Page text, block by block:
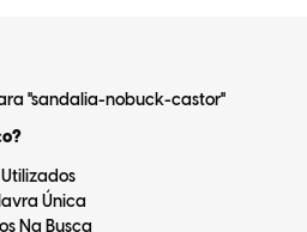
"sandalia-nobuck-castor"
Única
Na Busca